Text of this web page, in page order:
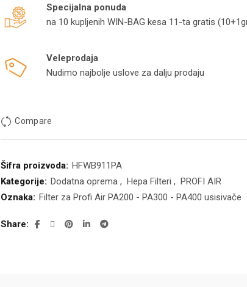
Specijalna ponuda
na 10 kupljenih WIN-BAG kesa 11-ta gratis
Veleprodaja
Nudimo najbolje uslove za dalju prodaju
Compare
Šifra proizvoda: HFWB911PA
Kategorije: Dodatna oprema , Hepa Filteri , PROFI AIR
Oznaka: Filter za Profi Air PA200 - PA300 - PA400 usisivače
Share